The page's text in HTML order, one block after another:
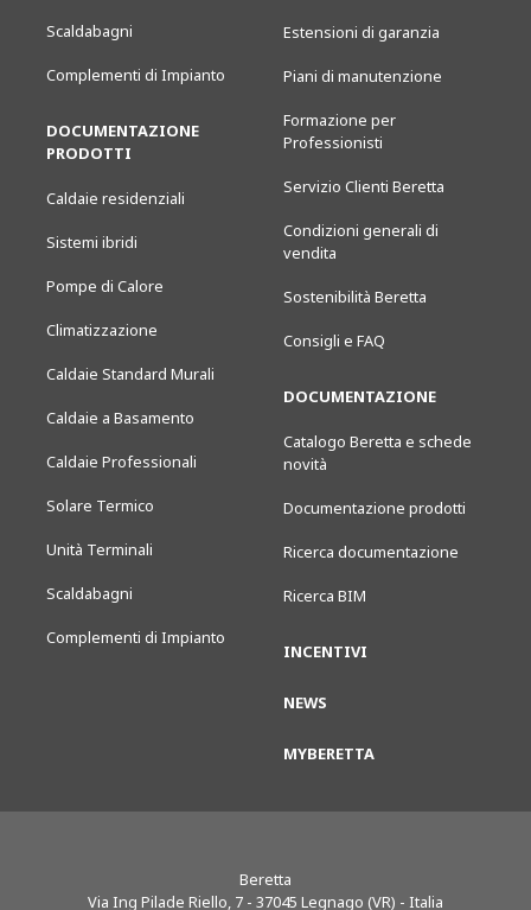
Scaldabagni
Complementi di Impianto
DOCUMENTAZIONE
PRODOTTI
Caldaie residenziali
Sistemi ibridi
Pompe di Calore
Climatizzazione
Caldaie Standard Murali
Caldaie a Basamento
Caldaie Professionali
Solare Termico
Unità Terminali
Scaldabagni
Complementi di Impianto
Estensioni di garanzia
Piani di manutenzione
Formazione per
Professionisti
Servizio Clienti Beretta
Condizioni generali di
vendita
Sostenibilità Beretta
Consigli e FAQ
DOCUMENTAZIONE
Catalogo Beretta e schede
novità
Documentazione prodotti
Ricerca documentazione
Ricerca BIM
INCENTIVI
NEWS
MYBERETTA
Beretta
Via Ing Pilade Riello, 7 - 37045 Legnago (VR) - Italia